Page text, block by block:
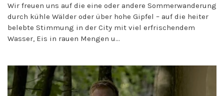
Wir freuen uns auf die eine oder andere Sommerwanderung
durch kühle Wälder oder über hohe Gipfel – auf die heiter
belebte Stimmung in der City mit viel erfrischendem
Wasser, Eis in rauen Mengen u...